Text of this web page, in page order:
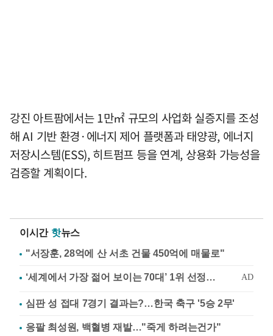
강진 아트팜에서는 1만㎡ 규모의 사업화 실증지를 조성
해 AI 기반 환경·에너지 제어 플랫폼과 태양광, 에너지
저장시스템(ESS), 히트펌프 등을 연계, 상용화 가능성을
검증할 계획이다.
이시간 핫뉴스
"서장훈, 28억에 산 서초 건물 450억에 매물로"
심판 성 접대 7경기 결과는?…한국 축구 '5승 2무'
응팔 최성원, 백혈병 재발…"죽게 하려는건가"